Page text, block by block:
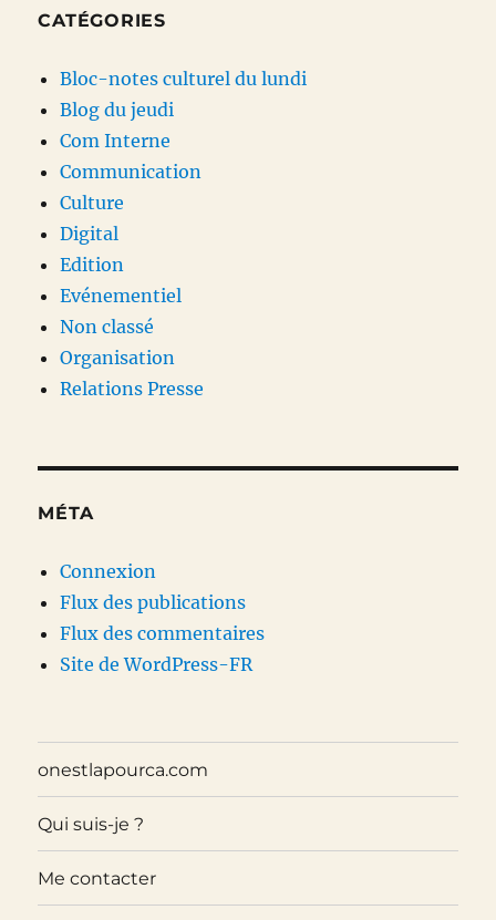
CATÉGORIES
Bloc-notes culturel du lundi
Blog du jeudi
Com Interne
Communication
Culture
Digital
Edition
Evénementiel
Non classé
Organisation
Relations Presse
MÉTA
Connexion
Flux des publications
Flux des commentaires
Site de WordPress-FR
onestlapourca.com
Qui suis-je ?
Me contacter